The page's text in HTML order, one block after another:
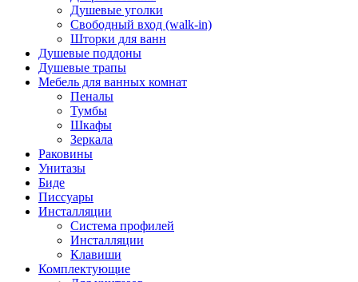
Душевые уголки
Свободный вход (walk-in)
Шторки для ванн
Душевые поддоны
Душевые трапы
Мебель для ванных комнат
Пеналы
Тумбы
Шкафы
Зеркала
Раковины
Унитазы
Биде
Писсуары
Инсталляции
Система профилей
Инсталляции
Клавиши
Комплектующие